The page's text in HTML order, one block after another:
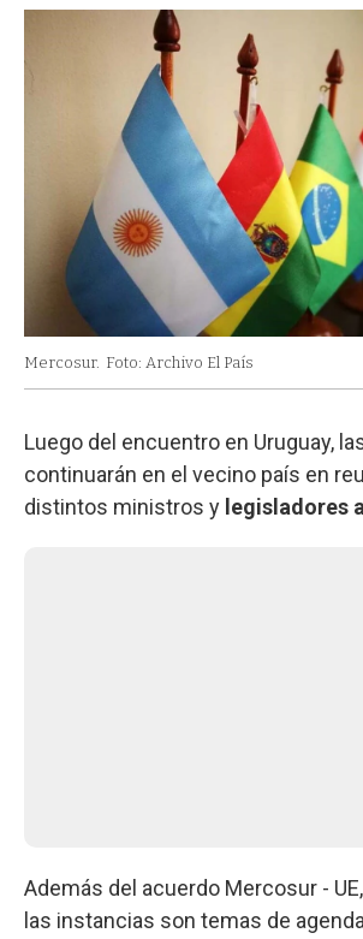
Mercosur. Foto: Archivo El País
Luego del encuentro en Uruguay,
continuarán en el vecino país en
distintos ministros y legisladores
Además del acuerdo Mercosur -
las instancias son temas de